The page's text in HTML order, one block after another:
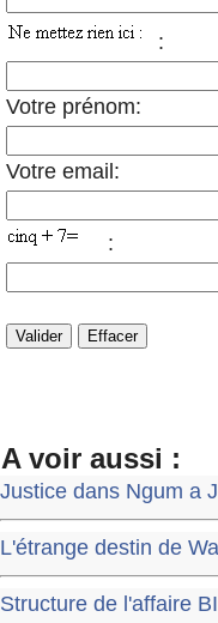
:
Votre prénom:
Votre email:
:
A voir aussi :
Justice dans Ngum a
L'étrange destin de
Structure de l'affaire